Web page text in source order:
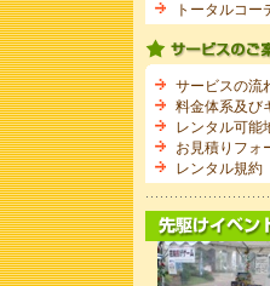
トータルコー
サービスの流
料金体系及び
レンタル可能
お見積りフォ
レンタル規約